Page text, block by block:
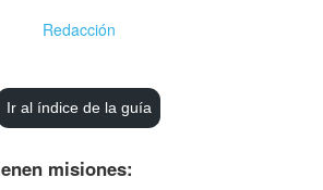
Redacción
Ir al índice de la guía
misiones: